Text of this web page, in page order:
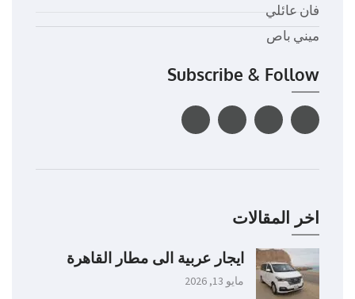
فان عائلي
ميني باص
Subscribe & Follow
اخر المقالات
ايجار عربية الى مطار القاهرة
مايو 13, 2026